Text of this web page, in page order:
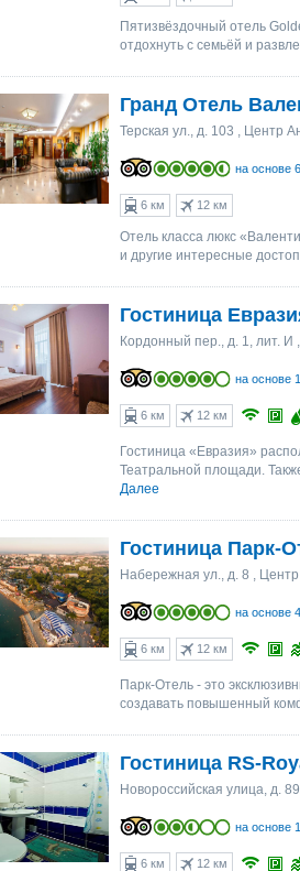
4 5 6
4 5 6
Пятизвёздочный отель
отдохнуть с семьёй и
Гранд Отель
Терская ул., д. 103 , Центр
на основе
6 км 12 км
Отель класса люкс
и другие интересные
Гостиница
Кордонный пер., д. 1, лит. И
на основе
6 км 12 км
Гостиница «Евразия»
Театральной площади.
Далее
Гостиница Парк-
Набережная ул., д. 8 ,
на основе
6 км 12 км
Парк-Отель - это
создавать повышенный
Гостиница RS-
Новороссийская улица, д. 89
на основе
6 км 12 км